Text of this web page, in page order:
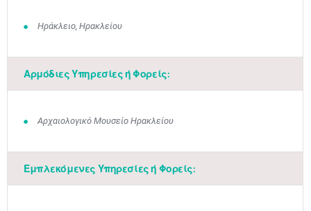
Ηράκλειο, Ηρακλείου
Αρμόδιες Υπηρεσίες ή Φορείς:
Αρχαιολογικό Μουσείο Ηρακλείου
Εμπλεκόμενες Υπηρεσίες ή Φορείς: